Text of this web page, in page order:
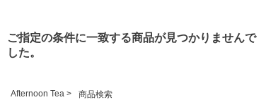
ご指定の条件に一致する商品が見つかりませんで
した。
Afternoon Tea > 商品検索